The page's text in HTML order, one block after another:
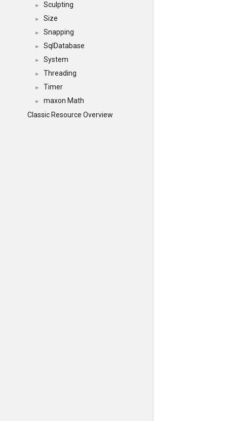
► Sculpting
► Size
► Snapping
► SqlDatabase
► System
► Threading
► Timer
►
maxon Math
Classic Resource Overview